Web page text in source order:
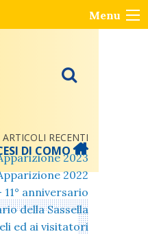
Menu
ARTICOLI RECENTI
2023
2022
anniversario
della Sassella
ed ai visitatori
DI COMO